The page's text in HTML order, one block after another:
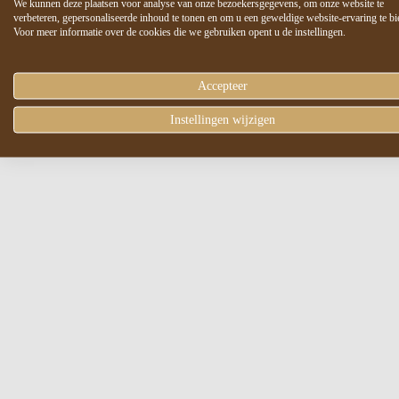
We kunnen deze plaatsen voor analyse van onze bezoekersgegevens, om onze website te
verbeteren, gepersonaliseerde inhoud te tonen en om u een geweldige website-ervaring te
Voor meer informatie over de cookies die we gebruiken opent u de instellingen.
Accepteer
Instellingen wijzigen